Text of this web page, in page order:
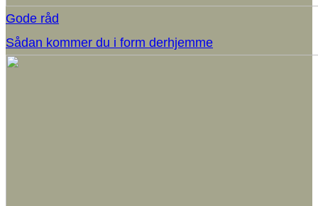
Gode råd
Sådan kommer du i form derhjemme